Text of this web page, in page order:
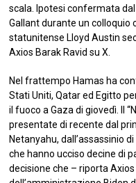
scala. Ipotesi confermata
Gallant durante un colloquio
statunitense Lloyd Austin
Axios Barak Ravid su X.
Nel frattempo Hamas ha
Stati Uniti, Qatar ed Egitto
il fuoco a Gaza di giovedì. Il
presentate di recente dal
Netanyahu, dall’assassinio
che hanno ucciso decine di
decisione che – riporta